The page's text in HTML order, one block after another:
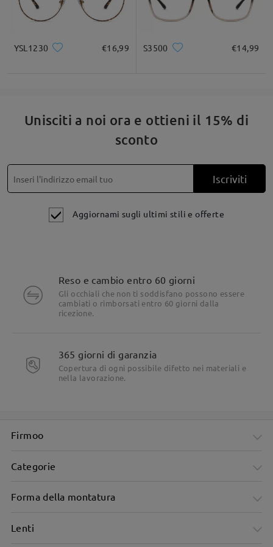
Fai una domanda
YSL1230 €16,99 S3500 €14,99
Unisciti a noi ora e ottieni il 15% di
sconto
Iscriviti
Aggiornami sugli ultimi stili e offerte
Reso e cambio entro 60 giorni
Gli occhiali che non ti soddisfano possono essere
cambiati o rimborsati entro 60 giorni dalla
ricezione.
365 giorni di garanzia
Copertura di ogni possibile difetto nei materiali e
nella lavorazione.
Firmoo
Categorie
Forma della montatura
Lenti